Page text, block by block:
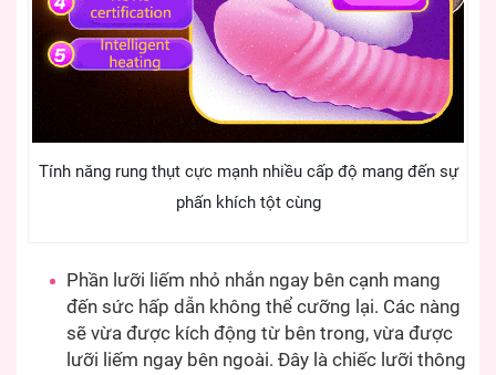
Tính năng rung thụt cực mạnh nhiều cấp độ mang đến sự
phấn khích tột cùng
Phần lưỡi liếm nhỏ nhắn ngay bên cạnh mang
đến sức hấp dẫn không thể cưỡng lại. Các nàng
sẽ vừa được kích động từ bên trong, vừa được
lưỡi liếm ngay bên ngoài. Đây là chiếc lưỡi thông